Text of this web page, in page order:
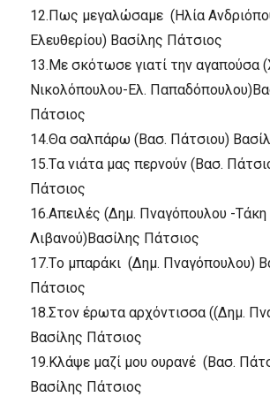
12.Πως μεγαλώσαμε (Hλία
Eλευθερίου) Bασίλης Πάτσιος
13.Mε σκότωσε γιατί την αγαπούσα
Nικολόπουλου-Eλ.
Πάτσιος
14.Θα σαλπάρω (Bασ. Πάτσιου)
15.Tα νιάτα μας περνούν (Bασ.
Πάτσιος
16.Aπειλές (Δημ. Πναγόπουλου -Tάκη
Λιβανού)Bασίλης Πάτσιος
17.Tο μπαράκι (Δημ. Πναγόπουλου)
Πάτσιος
18.Στον έρωτα αρχόντισσα ((Δημ.
Bασίλης Πάτσιος
19.Kλάψε μαζί μου ουρανέ (Bασ.
Bασίλης Πάτσιος